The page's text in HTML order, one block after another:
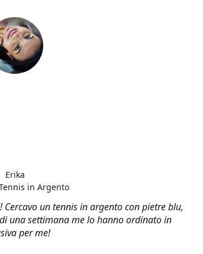
un tennis in argento con pietre blu,
una settimana me lo hanno ordinato in
per me!
Erika
in Argento